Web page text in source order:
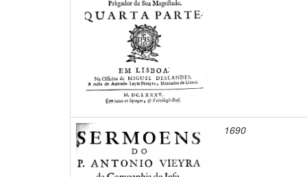
1690